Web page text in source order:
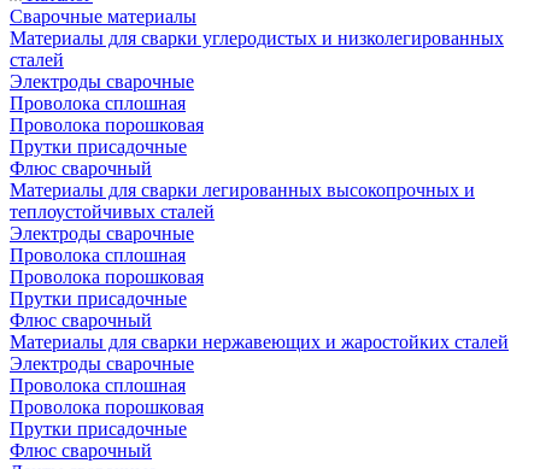
Сварочные материалы
Материалы для сварки углеродистых и низколегированных
сталей
Электроды сварочные
Проволока сплошная
Проволока порошковая
Прутки присадочные
Флюс сварочный
Материалы для сварки легированных высокопрочных и
теплоустойчивых сталей
Электроды сварочные
Проволока сплошная
Проволока порошковая
Прутки присадочные
Флюс сварочный
Материалы для сварки нержавеющих и жаростойких сталей
Электроды сварочные
Проволока сплошная
Проволока порошковая
Прутки присадочные
Флюс сварочный